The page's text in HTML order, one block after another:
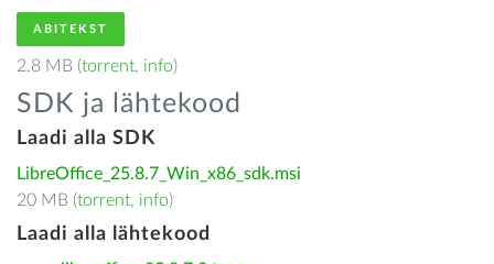
ABITEKST
2.8 MB (torrent, info)
SDK ja lähtekood
Laadi alla SDK
LibreOffice_25.8.7_Win_x86_sdk.msi
20 MB (torrent, info)
Laadi alla lähtekood